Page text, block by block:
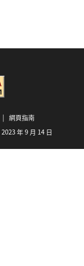
| 網頁指南
2023 年 9 月 14 日